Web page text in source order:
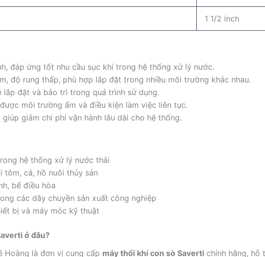
1 1/2 inch
đáp ứng tốt nhu cầu sục khí trong hệ thống xử lý nước.
độ rung thấp, phù hợp lắp đặt trong nhiều môi trường khác nhau.
lắp đặt và bảo trì trong quá trình sử dụng.
môi trường ẩm và điều kiện làm việc liên tục.
giảm chi phí vận hành lâu dài cho hệ thống.
hệ thống xử lý nước thải
tôm, cá, hồ nuôi thủy sản
bể điều hòa
các dây chuyền sản xuất công nghiệp
bị và máy móc kỹ thuật
ở đâu?
Hoàng là đơn vị cung cấp máy thổi khí con sò Saverti chính hãng, hỗ